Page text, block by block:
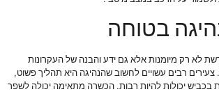
בטוחה
לא רק מיומנות אלא גם ידע והבנה של העקרונות
צעירים רבים עשויים לחשוב שהנהיגה היא תהליך פשוט,
בכביש יכולות להיות רבות. הכשרה מתאימה יכולה לשפר